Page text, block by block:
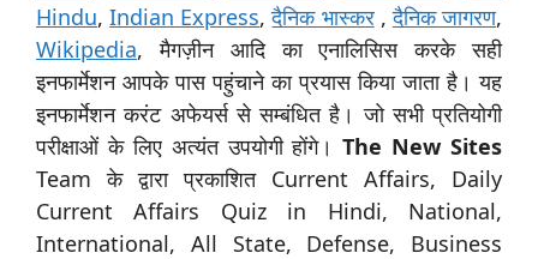
Hindu,Indian Express,दैनिक भास्कर,दैनिक जागरण,
Wikipedia, मैगज़ीन आदि का एनालिसिस करके सही
इनफार्मेशन आपके पास पहुंचाने का प्रयास किया जाता है। यह
इनफार्मेशन करंट अफेयर्स से सम्बंधित है। जो सभी प्रतियोगी
परीक्षाओं के लिए अत्यंत उपयोगी होंगे।The New Sites
Team के द्वारा प्रकाशित Current Affairs, Daily
Current Affairs Quiz in Hindi, National,
International, All State, Defense, Business